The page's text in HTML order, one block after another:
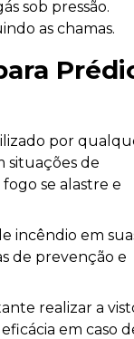
sob pressão.
as chamas.
por
situações de
se alastre e
incêndio em
de prevenção e
realizar a
em caso